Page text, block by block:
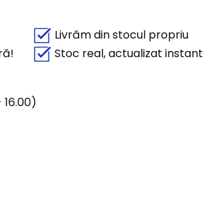
Livrăm din stocul propriu
Stoc real, actualizat instant